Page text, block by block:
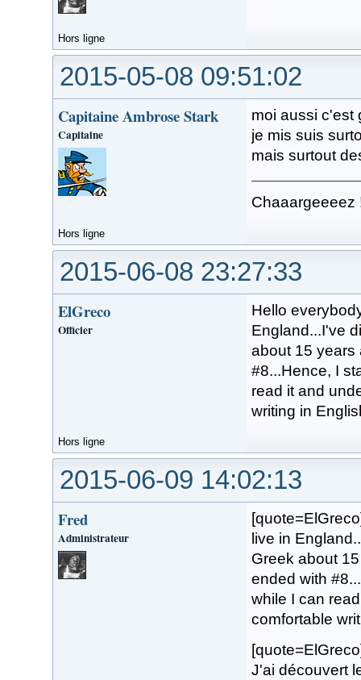
Hors ligne
2015-05-08 09:51:02
Capitaine Ambrose Stark
Capitaine
moi aussi c'est
je mis suis
mais surtout
Chaaargeeeez
Hors ligne
2015-06-08 23:27:33
ElGreco
Officier
Hello
England...I've
about 15 years
#8...Hence, I
read it and
writing in
Hors ligne
2015-06-09 14:02:13
Fred
Administrateur
live in
Greek about
ended with
while I can
comfortable
J'ai découvert